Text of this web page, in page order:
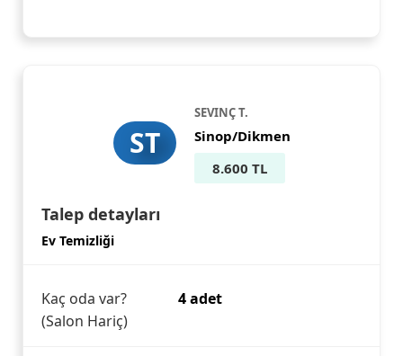
ST
SEVINÇ T.
Sinop/Dikmen
8.600 TL
Talep detayları
Ev Temizliği
Kaç oda var?
(Salon Hariç)
4 adet